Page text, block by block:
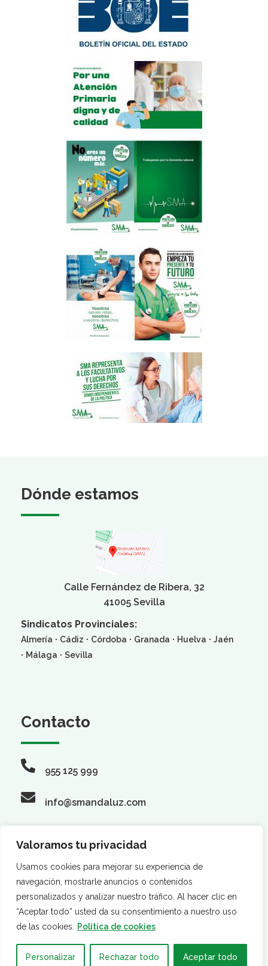
Valoramos tu privacidad
Usamos cookies para mejorar su experiencia de
navegación, mostrarle anuncios o contenidos
personalizados y analizar nuestro tráfico. Al hacer clic en
“Aceptar todo” usted da su consentimiento a nuestro uso
de las cookies.
Política de cookies
Personalizar Rechazar todo Aceptar todo
Dónde estamos
Calle Fernández de Ribera, 32
41005 Sevilla
Sindicatos Provinciales:
Almería · Cádiz · Córdoba · Granada · Huelva · Jaén
· Málaga · Sevilla
Contacto
955 125 999
info@smandaluz.com
Síguenos